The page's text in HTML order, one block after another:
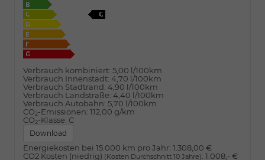
Verbrauch kombiniert: 5,00 l/100km
Verbrauch Innenstadt: 4,70 l/100km
Verbrauch Stadtrand: 4,90 l/100km
Verbrauch Landstraße: 4,40 l/100km
Verbrauch Autobahn: 5,70 l/100km
CO2-Emissionen: 112,00 g/km
CO2-Klasse: C
Download
Energiekosten bei 15.000 km pro Jahr: 1.308,00 €
CO2 Kosten (niedrig) (Kosten Durchschnitt 10 Jahre): 1.008,- €